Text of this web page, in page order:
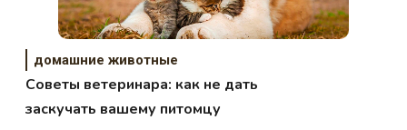
домашние животные
Советы ветеринара: как не дать
заскучать вашему питомцу